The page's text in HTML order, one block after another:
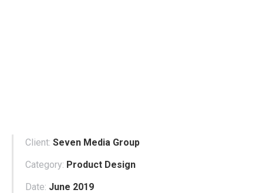
Client: Seven Media Group
Category: Product Design
Date: June 2019